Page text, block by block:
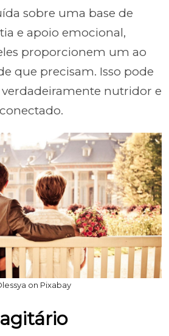
sobre uma base de
e apoio emocional,
proporcionem um ao
que precisam. Isso pode
nutridor e
on Pixabay